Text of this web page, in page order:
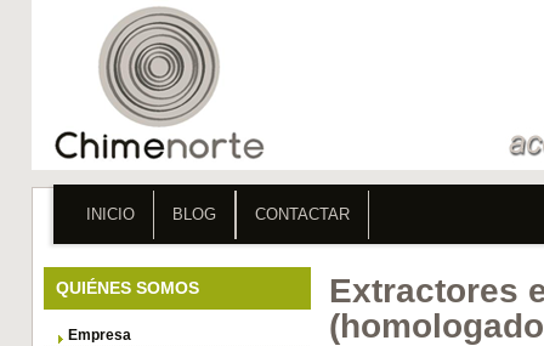
INICIO BLOG CONTACTAR
QUIÉNES SOMOS
Empresa
Extractores